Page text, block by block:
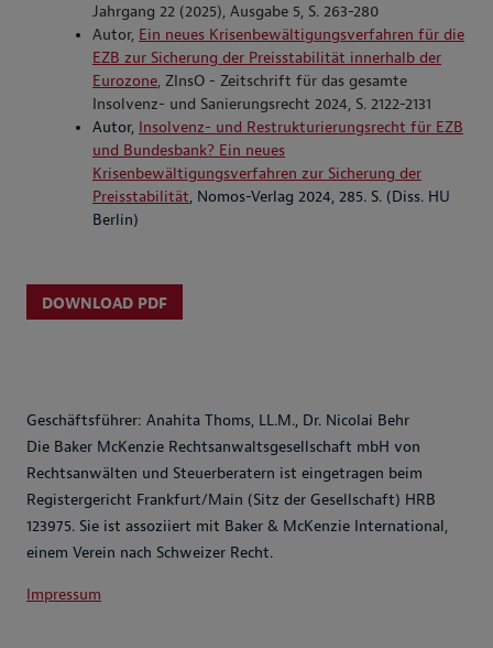
Jahrgang 22 (2025), Ausgabe 5, S. 263-280
Autor, Ein neues Krisenbewältigungsverfahren für die
EZB zur Sicherung der Preisstabilität innerhalb der
Eurozone, ZInsO - Zeitschrift für das gesamte
Insolvenz- und Sanierungsrecht 2024, S. 2122-2131
Autor, Insolvenz- und Restrukturierungsrecht für EZB
und Bundesbank? Ein neues
Krisenbewältigungsverfahren zur Sicherung der
Preisstabilität, Nomos-Verlag 2024, 285. S. (Diss. HU
Berlin)
DOWNLOAD PDF
Geschäftsführer: Anahita Thoms, LL.M., Dr. Nicolai Behr
Die Baker McKenzie Rechtsanwaltsgesellschaft mbH von
Rechtsanwälten und Steuerberatern ist eingetragen beim
Registergericht Frankfurt/Main (Sitz der Gesellschaft) HRB
123975. Sie ist assoziiert mit Baker & McKenzie International,
einem Verein nach Schweizer Recht.
Impressum